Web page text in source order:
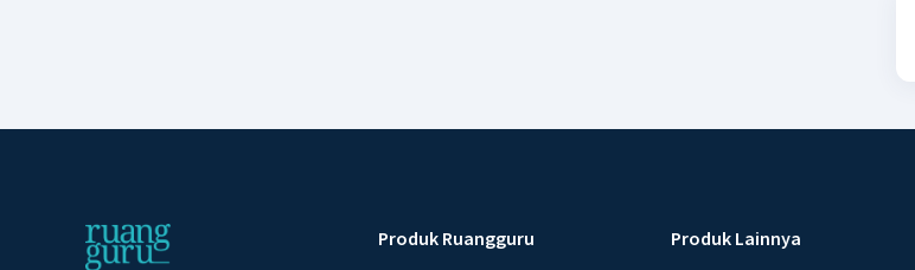
Produk Ruangguru Produk Lainnya